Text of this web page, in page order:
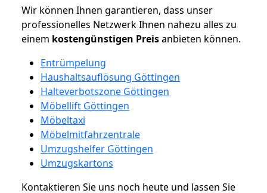
Wir können Ihnen garantieren, dass unser
professionelles Netzwerk Ihnen nahezu alles zu
einem kostengünstigen Preisanbieten können.
Entrümpelung
Haushaltsauflösung Göttingen
Halteverbotszone Göttingen
Möbellift Göttingen
Möbeltaxi
Möbelmitfahrzentrale
Umzugshelfer Göttingen
Umzugskartons
Kontaktieren Sie uns noch heute und lassen Sie